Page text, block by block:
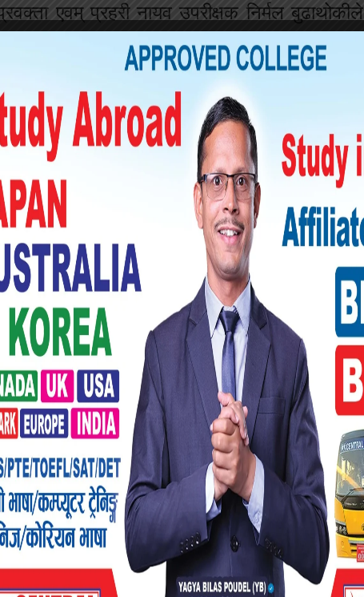
एवम् प्रहरी नायव उपरीक्षक निर्मल बुढाथोकीले
सुन, हीरा तथा विभिन्न किसिमका पत्थरको मूल्य २९
तथा पक्राउ परेका उनलाई सामानसहित आवश्यक
पथलैयामा बुझाइएको जिल्ला प्रहरी कार्यालय
भयो ।